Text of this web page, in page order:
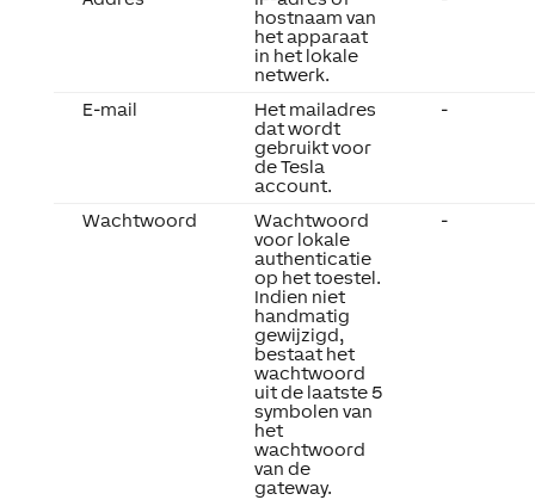
hostnaam van
het apparaat
in het lokale
netwerk.
E-mail
Het mailadres
dat wordt
gebruikt voor
de Tesla
account.
-
Wachtwoord
Wachtwoord
voor lokale
authenticatie
op het toestel.
Indien niet
handmatig
gewijzigd,
bestaat het
wachtwoord
uit de laatste 5
symbolen van
het
wachtwoord
van de
gateway.
-